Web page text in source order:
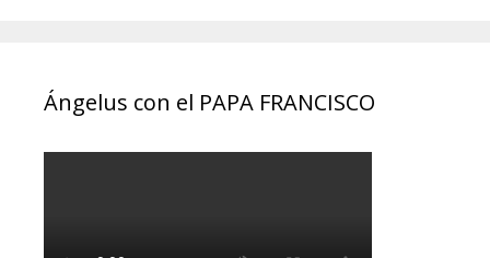
Ángelus con el PAPA FRANCISCO